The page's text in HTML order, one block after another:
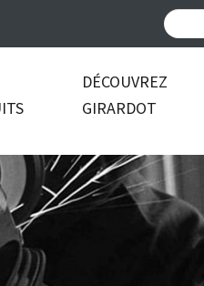
DÉCOUVREZ
GIRARDOT